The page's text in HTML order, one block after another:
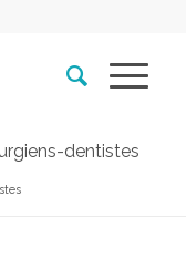
dentistes